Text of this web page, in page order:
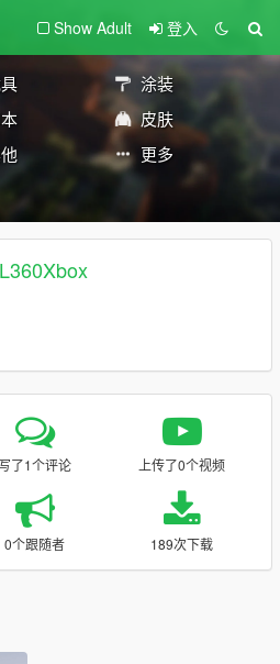
Show Adult 登入
涂装
皮肤
更多
写了1个评论 上传了0个视频
0个跟随者 189次下载